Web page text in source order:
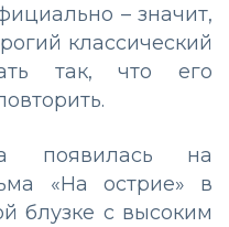
– значит,
классический
так, что его
появилась на
«На острие» в
блузке с высоким